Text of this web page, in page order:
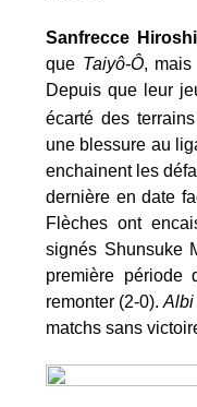
Sanfrecce
que Taiyô-Ô, mais
Depuis que leur
écarté des
une blessure au
enchainent les
dernière en date
Flèches ont
signés Shunsuke
première période
remonter (2-0). Albi
matchs sans